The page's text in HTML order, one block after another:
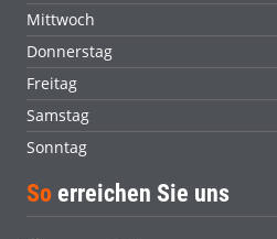
Mittwoch
Donnerstag
Freitag
Samstag
Sonntag
So erreichen Sie uns